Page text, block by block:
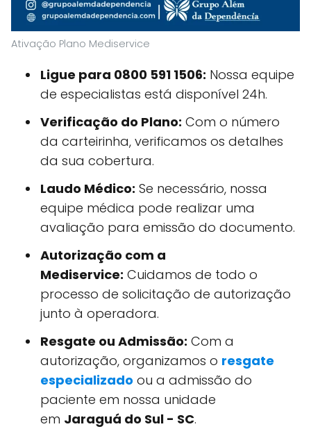
Ativação Plano Mediservice
Ligue para 0800 591 1506: Nossa equipe
de especialistas está disponível 24h.
Verificação do Plano: Com o número
da carteirinha, verificamos os detalhes
da sua cobertura.
Laudo Médico: Se necessário, nossa
equipe médica pode realizar uma
avaliação para emissão do documento.
Autorização com a
Mediservice: Cuidamos de todo o
processo de solicitação de autorização
junto à operadora.
Resgate ou Admissão: Com a
autorização, organizamos o resgate
especializado ou a admissão do
paciente em nossa unidade
em Jaraguá do Sul - SC.